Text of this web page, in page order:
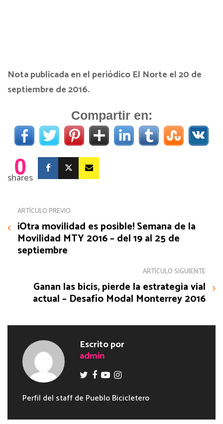
Nota publicada en el periódico El Norte el 20 de
septiembre de 2016.
Compartir en:
0
shares
ARTÍCULO PREVIO
¡Otra movilidad es posible! Semana de la
Movilidad MTY 2016 – del 19 al 25 de
septiembre
ARTÍCULO SIGUIENTE
Ganan las bicis, pierde la estrategia vial
actual – Desafío Modal Monterrey 2016
Escrito por
admin
Perfil del staff de Pueblo Bicicletero